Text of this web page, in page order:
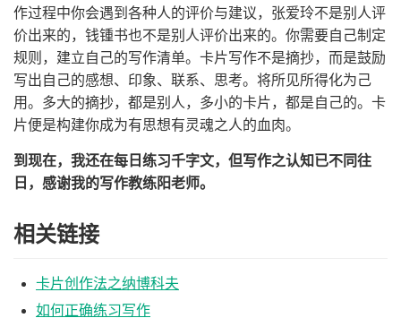
作过程中你会遇到各种人的评价与建议，张爱玲不是别人评
价出来的，钱锺书也不是别人评价出来的。你需要自己制定
规则，建立自己的写作清单。卡片写作不是摘抄，而是鼓励
写出自己的感想、印象、联系、思考。将所见所得化为己
用。多大的摘抄，都是别人，多小的卡片，都是自己的。卡
片便是构建你成为有思想有灵魂之人的血肉。
到现在，我还在每日练习千字文，但写作之认知已不同往
日，感谢我的写作教练阳老师。
相关链接
卡片创作法之纳博科夫
如何正确练习写作